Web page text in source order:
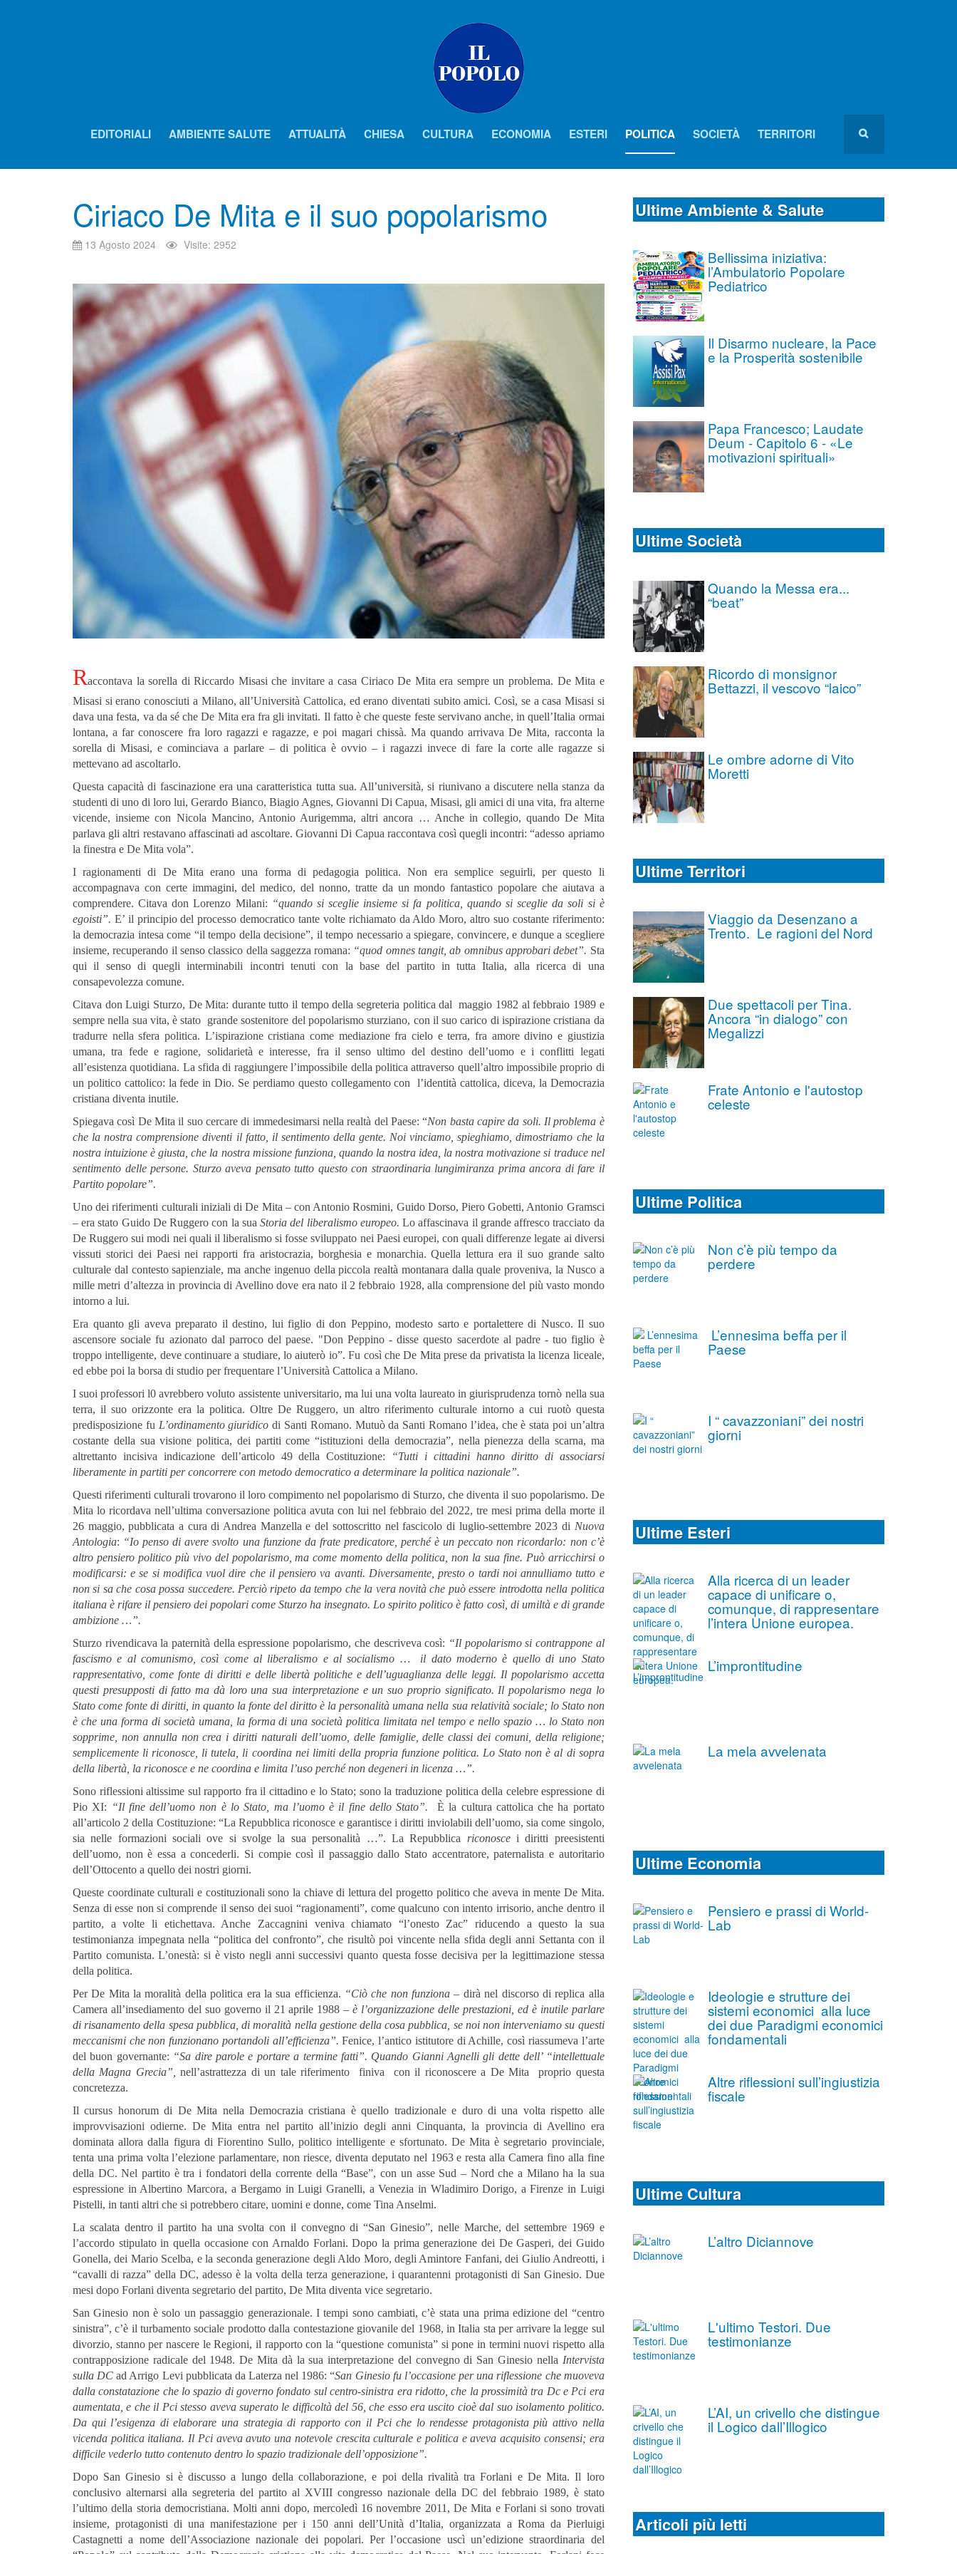
EDITORIALI AMBIENTE SALUTE ATTUALITÀ CHIESA CULTURA ECONOMIA ESTERI POLITICA SOCIETÀ TERRITORI
Ciriaco De Mita e il suo popolarismo
13 Agosto 2024 Visite: 2952
Raccontava la sorella di Riccardo Misasi che invitare a casa Ciriaco De Mita era sempre un problema. De Mita e
Misasi si erano conosciuti a Milano, all’Università Cattolica, ed erano diventati subito amici. Così, se a casa Misasi si
dava una festa, va da sé che De Mita era fra gli invitati. Il fatto è che queste feste servivano anche, in quell’Italia ormai
lontana, a far conoscere fra loro ragazzi e ragazze, e poi magari chissà. Ma quando arrivava De Mita, racconta la
sorella di Misasi, e cominciava a parlare – di politica è ovvio – i ragazzi invece di fare la corte alle ragazze si
mettevano ad ascoltarlo.
Questa capacità di fascinazione era una caratteristica tutta sua. All’università, si riunivano a discutere nella stanza da
studenti di uno di loro lui, Gerardo Bianco, Biagio Agnes, Giovanni Di Capua, Misasi, gli amici di una vita, fra alterne
vicende, insieme con Nicola Mancino, Antonio Aurigemma, altri ancora … Anche in collegio, quando De Mita
parlava gli altri restavano affascinati ad ascoltare. Giovanni Di Capua raccontava così quegli incontri: “adesso apriamo
la finestra e De Mita vola”.
I ragionamenti di De Mita erano una forma di pedagogia politica. Non era semplice seguirli, per questo li
accompagnava con certe immagini, del medico, del nonno, tratte da un mondo fantastico popolare che aiutava a
comprendere. Citava don Lorenzo Milani: “quando si sceglie insieme si fa politica, quando si sceglie da soli si è
egoisti”. E’ il principio del processo democratico tante volte richiamato da Aldo Moro, altro suo costante riferimento:
la democrazia intesa come “il tempo della decisione”, il tempo necessario a spiegare, convincere, e dunque a scegliere
insieme, recuperando il senso classico della saggezza romana: “quod omnes tangit, ab omnibus approbari debet”. Sta
qui il senso di quegli interminabili incontri tenuti con la base del partito in tutta Italia, alla ricerca di una
consapevolezza comune.
Citava don Luigi Sturzo, De Mita: durante tutto il tempo della segreteria politica dal maggio 1982 al febbraio 1989 e
sempre nella sua vita, è stato grande sostenitore del popolarismo sturziano, con il suo carico di ispirazione cristiana da
tradurre nella sfera politica. L’ispirazione cristiana come mediazione fra cielo e terra, fra amore divino e giustizia
umana, tra fede e ragione, solidarietà e interesse, fra il senso ultimo del destino dell’uomo e i conflitti legati
all’esistenza quotidiana. La sfida di raggiungere l’impossibile della politica attraverso quell’altro impossibile proprio di
un politico cattolico: la fede in Dio. Se perdiamo questo collegamento con l’identità cattolica, diceva, la Democrazia
cristiana diventa inutile.
Spiegava così De Mita il suo cercare di immedesimarsi nella realtà del Paese: “Non basta capire da soli. Il problema è
che la nostra comprensione diventi il fatto, il sentimento della gente. Noi vinciamo, spieghiamo, dimostriamo che la
nostra intuizione è giusta, che la nostra missione funziona, quando la nostra idea, la nostra motivazione si traduce nel
sentimento delle persone. Sturzo aveva pensato tutto questo con straordinaria lungimiranza prima ancora di fare il
Partito popolare”.
Uno dei riferimenti culturali iniziali di De Mita – con Antonio Rosmini, Guido Dorso, Piero Gobetti, Antonio Gramsci
– era stato Guido De Ruggero con la suaStoria del liberalismo europeo. Lo affascinava il grande affresco tracciato da
De Ruggero sui modi nei quali il liberalismo si fosse sviluppato nei Paesi europei, con quali differenze legate ai diversi
vissuti storici dei Paesi nei rapporti fra aristocrazia, borghesia e monarchia. Quella lettura era il suo grande salto
culturale dal contesto sapienziale, ma anche ingenuo della piccola realtà montanara dalla quale proveniva, la Nusco a
mille metri d’altezza in provincia di Avellino dove era nato il 2 febbraio 1928, alla comprensione del più vasto mondo
intorno a lui.
Era quanto gli aveva preparato il destino, lui figlio di don Peppino, modesto sarto e portalettere di Nusco. Il suo
ascensore sociale fu azionato dal parroco del paese. "Don Peppino - disse questo sacerdote al padre - tuo figlio è
troppo intelligente, deve continuare a studiare, lo aiuterò io”. Fu così che De Mita prese da privatista la licenza liceale,
ed ebbe poi la borsa di studio per frequentare l’Università Cattolica a Milano.
I suoi professori l0 avrebbero voluto assistente universitario, ma lui una volta laureato in giurisprudenza tornò nella sua
terra, il suo orizzonte era la politica. Oltre De Ruggero, un altro riferimento culturale intorno a cui ruotò questa
predisposizione fu L’ordinamento giuridicodi Santi Romano. Mutuò da Santi Romano l’idea, che è stata poi un’altra
costante della sua visione politica, dei partiti come “istituzioni della democrazia”, nella pienezza della scarna, ma
altrettanto incisiva indicazione dell’articolo 49 della Costituzione:
“Tutti i cittadini hanno diritto di associarsi
liberamente in partiti per concorrere con metodo democratico a determinare la politica nazionale”.
Questi riferimenti culturali trovarono il loro compimento nel popolarismo di Sturzo, che diventa il suo popolarismo. De
Mita lo ricordava nell’ultima conversazione politica avuta con lui nel febbraio del 2022, tre mesi prima della morte il
26 maggio, pubblicata a cura di Andrea Manzella e del sottoscritto nel fascicolo di luglio-settembre 2023 di Nuova
Antologia: “Io penso di avere svolto una funzione da frate predicatore, perché è un peccato non ricordarlo: non c’è
altro pensiero politico più vivo del popolarismo, ma come momento della politica, non la sua fine. Può arricchirsi o
modificarsi: e se si modifica vuol dire che il pensiero va avanti. Diversamente, presto o tardi noi annulliamo tutto e
non si sa che cosa possa succedere. Perciò ripeto da tempo che la vera novità che può essere introdotta nella politica
italiana è rifare il pensiero dei popolari come Sturzo ha insegnato. Lo spirito politico è fatto così, di umiltà e di grande
ambizione …”.
Sturzo rivendicava la paternità della espressione popolarismo, che descriveva così: “Il popolarismo si contrappone al
fascismo e al comunismo, così come al liberalismo e al socialismo … il dato moderno è quello di uno Stato
rappresentativo, come fonte di diritti e delle libertà politiche e dell’uguaglianza delle leggi. Il popolarismo accetta
questi presupposti di fatto ma dà loro una sua interpretazione e un suo proprio significato. Il popolarismo nega lo
Stato come fonte di diritti, in quanto la fonte del diritto è la personalità umana nella sua relatività sociale; lo Stato non
è che una forma di società umana, la forma di una società politica limitata nel tempo e nello spazio … lo Stato non
sopprime, non annulla non crea i diritti naturali dell’uomo, delle famiglie, delle classi dei comuni, della religione;
semplicemente li riconosce, li tutela, li coordina nei limiti della propria funzione politica. Lo Stato non è al di sopra
della libertà, la riconosce e ne coordina e limita l’uso perché non degeneri in licenza …”.
Sono riflessioni altissime sul rapporto fra il cittadino e lo Stato; sono la traduzione politica della celebre espressione di
Pio XI: “Il fine dell’uomo non è lo Stato, ma l’uomo è il fine dello Stato”.
È la cultura cattolica che ha portato
all’articolo 2 della Costituzione: “La Repubblica riconosce e garantisce i diritti inviolabili dell’uomo, sia come singolo,
sia nelle formazioni sociali ove si svolge la sua personalità …”. La Repubblica riconoscei diritti preesistenti
dell’uomo, non è essa a concederli. Si compie così il passaggio dallo Stato accentratore, paternalista e autoritario
dell’Ottocento a quello dei nostri giorni.
Queste coordinate culturali e costituzionali sono la chiave di lettura del progetto politico che aveva in mente De Mita.
Senza di esse non si comprende il senso dei suoi “ragionamenti”, come qualcuno con intento irrisorio, anche dentro il
partito, a volte li etichettava. Anche Zaccagnini veniva chiamato “l’onesto Zac” riducendo a questo la sua
testimonianza impegnata nella “politica del confronto”, che risultò poi vincente nella sfida degli anni Settanta con il
Partito comunista. L’onestà: si è visto negli anni successivi quanto questa fosse decisiva per la legittimazione stessa
della politica.
Per De Mita la moralità della politica era la sua efficienza. “Ciò che non funziona – dirà nel discorso di replica alla
Camera all’insediamento del suo governo il 21 aprile 1988 –è l’organizzazione delle prestazioni, ed è inutile parlare
di risanamento della spesa pubblica, di moralità nella gestione della cosa pubblica, se noi non interveniamo su questi
meccanismi che non funzionano portandoli all’efficienza”. Fenice, l’antico istitutore di Achille, così riassumeva l’arte
del buon governante: “Sa dire parole e portare a termine fatti”. Quando Gianni Agnelli gli dette dell’ “intellettuale
della Magna Grecia”,
nell’astrattezza di un tale riferimento finiva con il riconoscere a De Mita proprio questa
concretezza.
Il cursus honorum di De Mita nella Democrazia cristiana è quello tradizionale e duro di una volta rispetto alle
improvvisazioni odierne. De Mita entra nel partito all’inizio degli anni Cinquanta, la provincia di Avellino era
dominata allora dalla figura di Fiorentino Sullo, politico intelligente e sfortunato. De Mita è segretario provinciale,
tenta una prima volta l’elezione parlamentare, non riesce, diventa deputato nel 1963 e resta alla Camera fino alla fine
della DC. Nel partito è tra i fondatori della corrente della “Base”, con un asse Sud – Nord che a Milano ha la sua
espressione in Albertino Marcora, a Bergamo in Luigi Granelli, a Venezia in Wladimiro Dorigo, a Firenze in Luigi
Pistelli, in tanti altri che si potrebbero citare, uomini e donne, come Tina Anselmi.
La scalata dentro il partito ha una svolta con il convegno di “San Ginesio”, nelle Marche, del settembre 1969 e
l’accordo stipulato in quella occasione con Arnaldo Forlani. Dopo la prima generazione dei De Gasperi, dei Guido
Gonella, dei Mario Scelba, e la seconda generazione degli Aldo Moro, degli Amintore Fanfani, dei Giulio Andreotti, i
“cavalli di razza” della DC, adesso è la volta della terza generazione, i quarantenni protagonisti di San Ginesio. Due
mesi dopo Forlani diventa segretario del partito, De Mita diventa vice segretario.
San Ginesio non è solo un passaggio generazionale. I tempi sono cambiati, c’è stata una prima edizione del “centro
sinistra”, c’è il turbamento sociale prodotto dalla contestazione giovanile del 1968, in Italia sta per arrivare la legge sul
divorzio, stanno per nascere le Regioni, il rapporto con la “questione comunista” si pone in termini nuovi rispetto alla
contrapposizione radicale del 1948. De Mita dà la sua interpretazione del convegno di San Ginesio nella Intervista
sulla DC ad Arrigo Levi pubblicata da Laterza nel 1986: “San Ginesio fu l’occasione per una riflessione che muoveva
dalla constatazione che lo spazio di governo fondato sul centro-sinistra era ridotto, che la prossimità tra Dc e Pci era
aumentata, e che il Pci stesso aveva superato le difficoltà del 56, che esso era uscito cioè dal suo isolamento politico.
Da qui l’esigenza di elaborare una strategia di rapporto con il Pci che lo rendesse protagonista più attivo nella
vicenda politica italiana. Il Pci aveva avuto una notevole crescita culturale e politica e aveva acquisito consensi; era
difficile vederlo tutto contenuto dentro lo spazio tradizionale dell’opposizione”.
Dopo San Ginesio si è discusso a lungo della collaborazione, e poi della rivalità tra Forlani e De Mita. Il loro
conclusivo alternarsi alla segreteria del partito al XVIII congresso nazionale della DC del febbraio 1989, è stato
l’ultimo della storia democristiana. Molti anni dopo, mercoledì 16 novembre 2011, De Mita e Forlani si sono trovati
insieme, protagonisti di una manifestazione per i 150 anni dell’Unità d’Italia, organizzata a Roma da Pierluigi
Castagnetti a nome dell’Associazione nazionale dei popolari. Per l’occasione uscì un’edizione straordinaria del
Ultime Ambiente & Salute
Bellissima iniziativa:
l’Ambulatorio Popolare
Pediatrico
Il Disarmo nucleare, la Pace
e la Prosperità sostenibile
Papa Francesco; Laudate
Deum - Capitolo 6 - «Le
motivazioni spirituali»
Ultime Società
Quando la Messa era...
“beat”
Ricordo di monsignor
Bettazzi, il vescovo “laico”
Le ombre adorne di Vito
Moretti
Ultime Territori
Viaggio da Desenzano a
Trento. Le ragioni del Nord
Due spettacoli per Tina.
Ancora “in dialogo” con
Megalizzi
Frate Antonio e l'autostop
celeste
Ultime Politica
Non c’è più tempo da
perdere
L’ennesima beffa per il
Paese
I “ cavazzoniani” dei nostri
giorni
Ultime Esteri
Alla ricerca di un leader
capace di unificare o,
comunque, di rappresentare
l’intera Unione europea.
L’improntitudine
La mela avvelenata
Ultime Economia
Pensiero e prassi di World-
Lab
Ideologie e strutture dei
sistemi economici alla luce
dei due Paradigmi economici
fondamentali
Altre riflessioni sull’ingiustizia
fiscale
Ultime Cultura
L’altro Diciannove
L'ultimo Testori. Due
testimonianze
L’AI, un crivello che distingue
il Logico dall’Illogico
Articoli più letti